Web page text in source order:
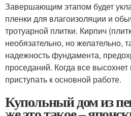
Завершающим этапом будет
пленки для влагоизоляции и
тротуарной плитки. Кирпич
необязательно, но желательно,
надежность фундамента,
проседаний. Когда все
приступать к основной работе.
Купольный дом из